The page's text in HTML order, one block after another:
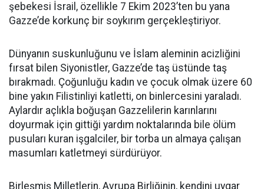
şebekesi İsrail, özellikle 7 Ekim 2023’ten bu yana
Gazze’de korkunç bir soykırım gerçekleştiriyor.
Dünyanın suskunluğunu ve İslam aleminin acizliğini
fırsat bilen Siyonistler, Gazze’de taş üstünde taş
bırakmadı. Çoğunluğu kadın ve çocuk olmak üzere 60
bine yakın Filistinliyi katletti, on binlercesini yaraladı.
Aylardır açlıkla boğuşan Gazzelilerin karınlarını
doyurmak için gittiği yardım noktalarında bile ölüm
pusuları kuran işgalciler, bir torba un almaya çalışan
masumları katletmeyi sürdürüyor.
Birleşmiş Milletlerin, Avrupa Birliğinin, kendini uygar